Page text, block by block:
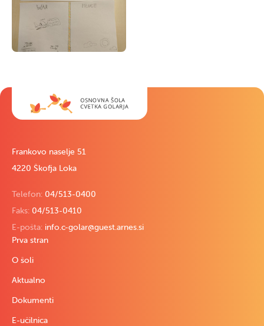
Frankovo naselje 51
4220 Škofja Loka
Telefon: 04/513-0400
Faks: 04/513-0410
E-pošta: info.c-golar@guest.arnes.si
Prva stran
O šoli
Aktualno
Dokumenti
E-učilnica